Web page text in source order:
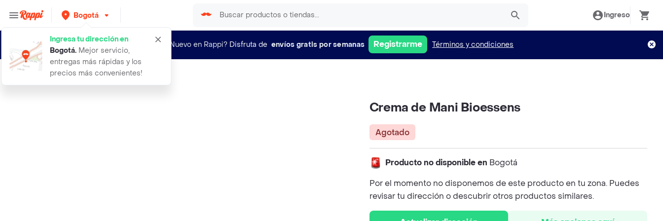
Bogotá
Ingresa tu dirección en
Bogotá. Mejor servicio,
entregas más rápidas y los
precios más convenientes!
Ingreso
¿Nuevo en Rappi? Disfruta de envíos gratis por semanas Registrarme Términos y condiciones
crema de mani bioessens
Crema de Mani Bioessens
Agotado
Producto no disponible en Bogotá
Por el momento no disponemos de este producto en tu zona. Puedes
revisar tu dirección o descubrir otros productos similares.